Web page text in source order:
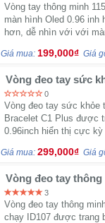
Vòng tay thông minh
màn hình Oled 0.96 inh
hơn, dễ nhìn với với
Giá mua: 199,000₫ Giá
Vòng đeo tay sức
Plus - Màn hình Oled
0
Vòng đeo tay sức khỏe
Bracelet C1 Plus được
0.96inch hiển thị cực
bước chạy tiện lợi.
Giá mua: 299,000₫ Giá
Vòng đeo tay thông
3
Vòng đeo tay thông
chạy ID107 được trang